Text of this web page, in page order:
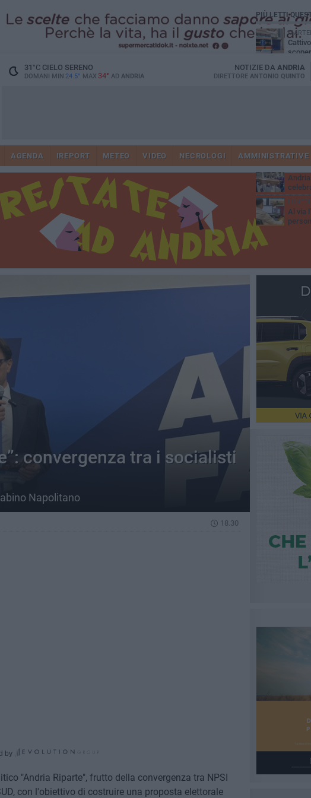
31 °CCIELO SERENO
DOMANI MIN 24.5° MAX 34° AD ANDRIA
NOTIZIE DA ANDRIA
DIRETTORE ANTONIO QUINTO
AGENDA IREPORT METEO VIDEO NECROLOGI AMMINISTRATIVE
convergenza tra i socialisti
Napolitano
18.30
by
"Andria Riparte", frutto della convergenza tra NPSI
con l'obiettivo di costruire una proposta elettorale
PIÙ LETTI
"3
Beppe
Al via
domande